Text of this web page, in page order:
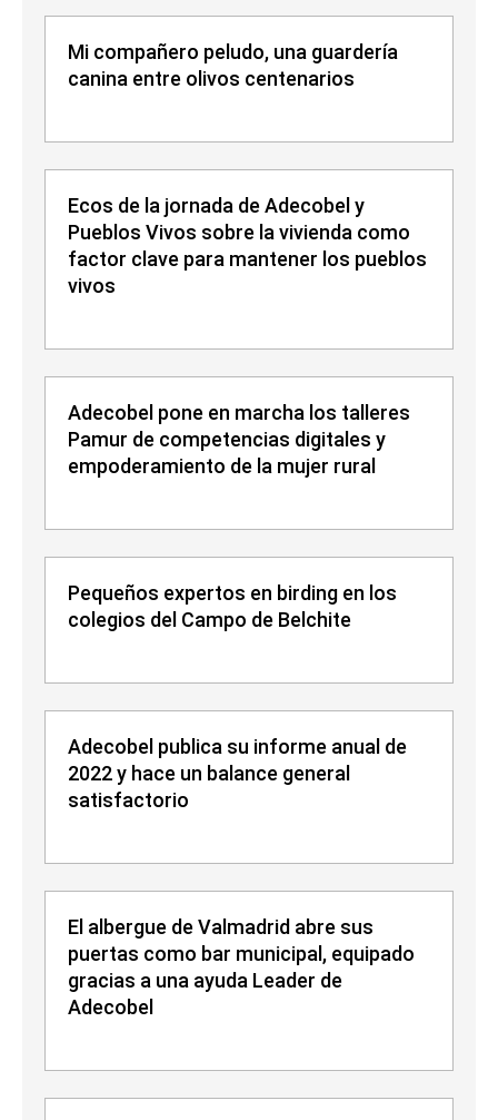
Mi compañero peludo, una guardería
canina entre olivos centenarios
Ecos de la jornada de Adecobel y
Pueblos Vivos sobre la vivienda como
factor clave para mantener los pueblos
vivos
Adecobel pone en marcha los talleres
Pamur de competencias digitales y
empoderamiento de la mujer rural
Pequeños expertos en birding en los
colegios del Campo de Belchite
Adecobel publica su informe anual de
2022 y hace un balance general
satisfactorio
El albergue de Valmadrid abre sus
puertas como bar municipal, equipado
gracias a una ayuda Leader de
Adecobel